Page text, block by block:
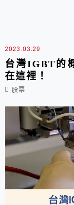
2023.03.29
台灣IGBT的
在這裡！
股票